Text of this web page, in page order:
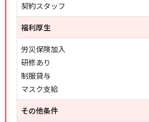
契約スタッフ
福利厚生
労災保険加入
研修あり
制服貸与
マスク支給
その他条件